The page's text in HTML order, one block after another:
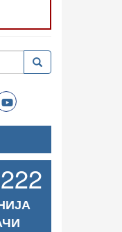
Пребарување